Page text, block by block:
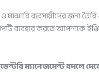
ব্যবসায়ীদের জন্য
ব্যবহার করতে আপনাকে
ম্যানেজমেন্ট বদলে